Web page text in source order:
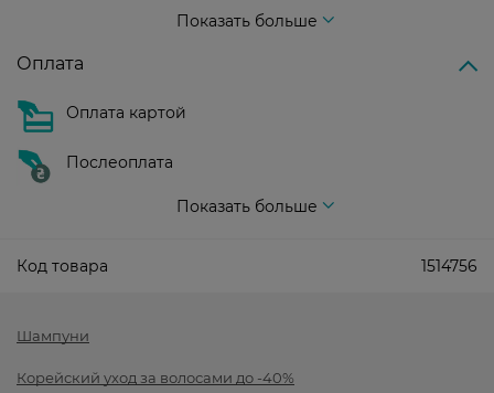
Показать больше
Оплата
Оплата картой
Послеоплата
Показать больше
Код товара 1514756
Шампуни
Корейский уход за волосами до -40%